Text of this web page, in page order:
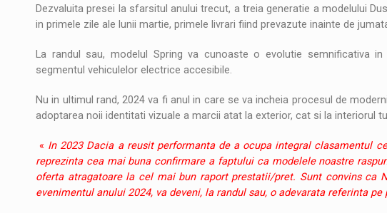
Dezvaluita presei la sfarsitul anului trecut, a treia generatie a modelului
in primele zile ale lunii martie, primele livrari fiind prevazute inainte de
La randul sau, modelul Spring va cunoaste o evolutie semnificativa
segmentul vehiculelor electrice accesibile.
Nu in ultimul rand, 2024 va fi anul in care se va incheia procesul de
adoptarea noii identitati vizuale a marcii atat la exterior, cat si la interiorul
« In 2023 Dacia a reusit performanta de a ocupa integral clasamentul
reprezinta cea mai buna confirmare a faptului ca modelele noastre
oferta atragatoare la cel mai bun raport prestatii/pret. Sunt convins ca
evenimentul anului 2024, va deveni, la randul sau, o adevarata referinta pe